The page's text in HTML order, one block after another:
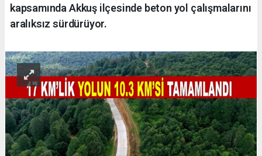
kapsamında Akkuş ilçesinde beton yol çalışmalarını
aralıksız sürdürüyor.